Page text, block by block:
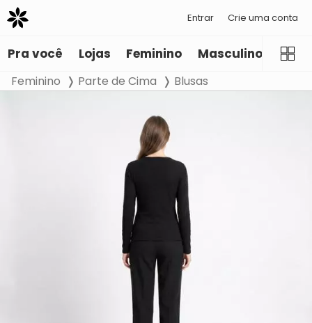
Entrar Crie uma conta
Pra você Lojas Feminino Masculino
Feminino Parte de Cima Blusas